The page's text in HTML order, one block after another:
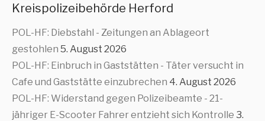
Kreispolizeibehörde Herford
POL-HF: Diebstahl - Zeitungen an Ablageort
gestohlen 5. August 2026
POL-HF: Einbruch in Gaststätten - Täter versucht in
Cafe und Gaststätte einzubrechen 4. August 2026
POL-HF: Widerstand gegen Polizeibeamte - 21-
jähriger E-Scooter Fahrer entzieht sich Kontrolle 3.